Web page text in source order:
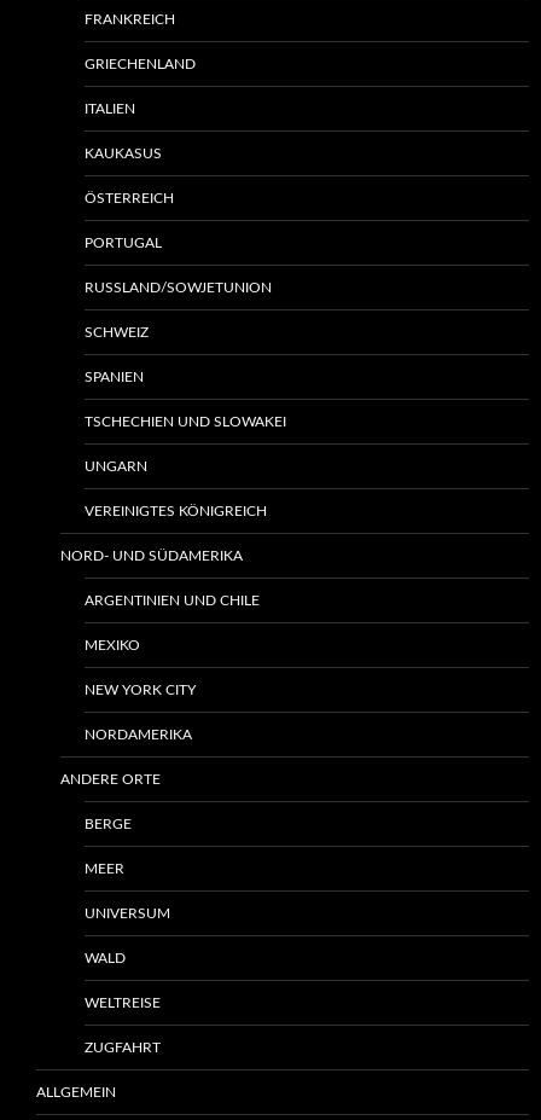
FRANKREICH
GRIECHENLAND
ITALIEN
KAUKASUS
ÖSTERREICH
PORTUGAL
RUSSLAND/SOWJETUNION
SCHWEIZ
SPANIEN
TSCHECHIEN UND SLOWAKEI
UNGARN
VEREINIGTES KÖNIGREICH
NORD- UND SÜDAMERIKA
ARGENTINIEN UND CHILE
MEXIKO
NEW YORK CITY
NORDAMERIKA
ANDERE ORTE
BERGE
MEER
UNIVERSUM
WALD
WELTREISE
ZUGFAHRT
ALLGEMEIN